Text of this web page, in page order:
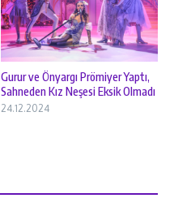
Gurur ve Önyargı Prömiyer Yaptı,
Sahneden Kız Neşesi Eksik Olmadı
24.12.2024